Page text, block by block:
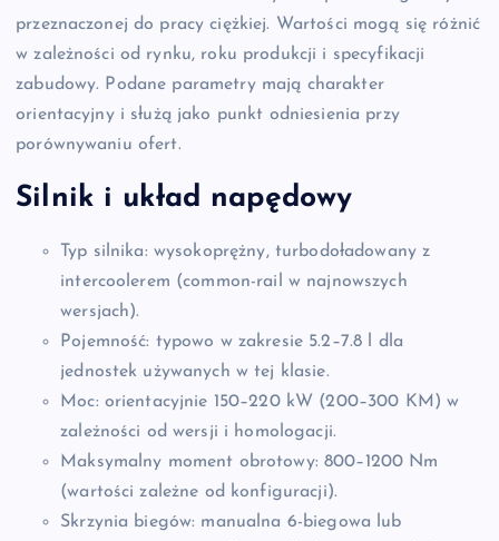
przeznaczonej do pracy ciężkiej. Wartości mogą się różnić
w zależności od rynku, roku produkcji i specyfikacji
zabudowy. Podane parametry mają charakter
orientacyjny i służą jako punkt odniesienia przy
porównywaniu ofert.
Silnik i układ napędowy
Typ silnika: wysokoprężny, turbodoładowany z
intercoolerem (common-rail w najnowszych
wersjach).
Pojemność: typowo w zakresie 5.2–7.8 l dla
jednostek używanych w tej klasie.
Moc: orientacyjnie 150–220 kW (200–300 KM) w
zależności od wersji i homologacji.
Maksymalny moment obrotowy: 800–1200 Nm
(wartości zależne od konfiguracji).
Skrzynia biegów: manualna 6-biegowa lub